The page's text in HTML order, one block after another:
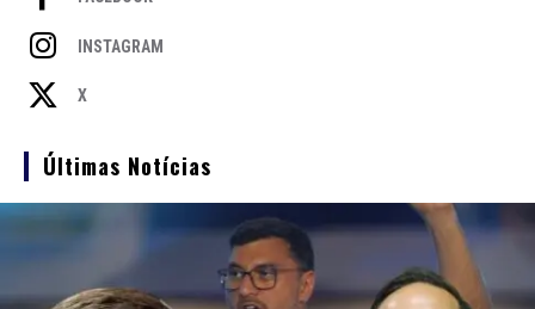
INSTAGRAM
X
Últimas Notícias